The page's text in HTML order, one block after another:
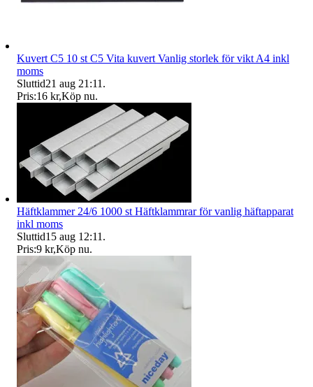
Kuvert C5 10 st C5 Vita kuvert Vanlig storlek för vikt A4 inkl
moms
Sluttid21 aug 21:11 .
Pris:16 kr,Köp nu.
Häftklammer 24/6 1000 st Häftklammrar för vanlig häftapparat
inkl moms
Sluttid15 aug 12:11 .
Pris:9 kr,Köp nu.